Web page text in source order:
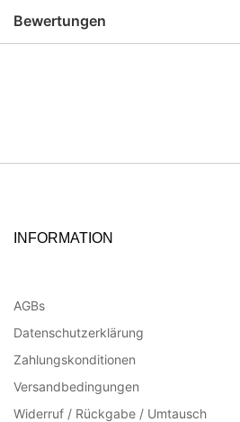
Bewertungen
INFORMATION
AGBs
Datenschutzerklärung
Zahlungskonditionen
Versandbedingungen
Widerruf / Rückgabe / Umtausch